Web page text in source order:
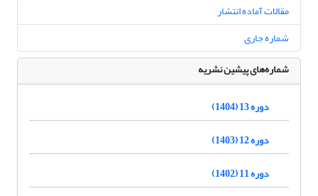
مقالات آماده انتشار
شماره جاری
شماره‌های پیشین نشریه
دوره 13 (1404)
دوره 12 (1403)
دوره 11 (1402)